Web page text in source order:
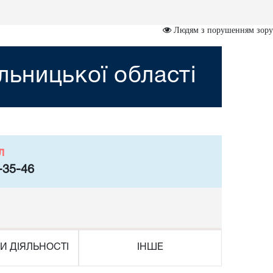
Людям з порушенням зору
області
35-46
ДІЯЛЬНОСТІ ІНШЕ